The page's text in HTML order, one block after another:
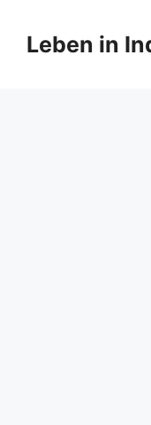
Inhalt
springen
Leben in